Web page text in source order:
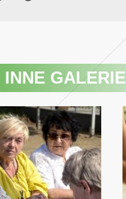
INNE GALERIE